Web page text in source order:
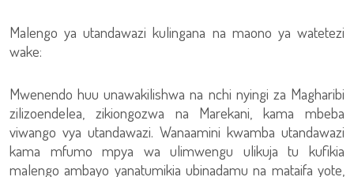
Malengo ya utandawazi kulingana na maono ya watetezi
wake:
Mwenendo huu unawakilishwa na nchi nyingi za Magharibi
zilizoendelea, zikiongozwa na Marekani, kama mbeba
viwango vya utandawazi. Wanaamini kwamba utandawazi
kama mfumo mpya wa ulimwengu ulikuja tu kufikia
malengo ambayo yanatumikia ubinadamu na mataifa yote,